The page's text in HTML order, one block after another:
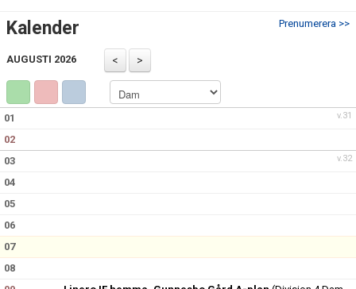
BILDGALLERI
DOKUMENT
KONTAKT
Prenumerera >>
Kalender
AUGUSTI 2026
v.31
01
02
v.32
03
04
05
06
07
08